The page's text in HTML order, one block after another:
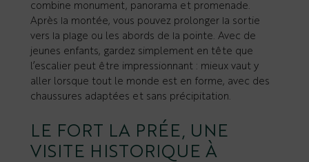
combine monument, panorama et promenade.
Après la montée, vous pouvez prolonger la sortie
vers la plage ou les abords de la pointe. Avec de
jeunes enfants, gardez simplement en tête que
l’escalier peut être impressionnant : mieux vaut y
aller lorsque tout le monde est en forme, avec des
chaussures adaptées et sans précipitation.
LE FORT LA PRÉE, UNE
VISITE HISTORIQUE À